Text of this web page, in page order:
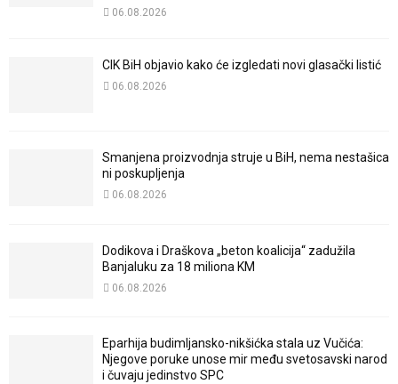
06.08.2026
CIK BiH objavio kako će izgledati novi glasački listić
06.08.2026
Smanjena proizvodnja struje u BiH, nema nestašica
ni poskupljenja
06.08.2026
Dodikova i Draškova „beton koalicija“ zadužila
Banjaluku za 18 miliona KM
06.08.2026
Eparhija budimljansko-nikšićka stala uz Vučića:
Njegove poruke unose mir među svetosavski narod
i čuvaju jedinstvo SPC